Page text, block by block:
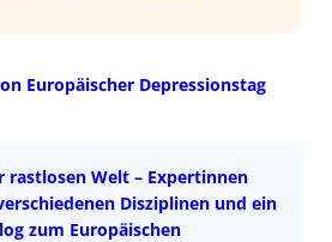
Europäischer Depressionstag
rastlosen Welt – Expertinnen
Disziplinen und ein
zum Europäischen